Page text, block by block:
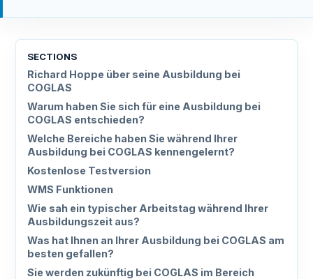
SECTIONS
Richard Hoppe über seine Ausbildung bei
COGLAS
Warum haben Sie sich für eine Ausbildung bei
COGLAS entschieden?
Welche Bereiche haben Sie während Ihrer
Ausbildung bei COGLAS kennengelernt?
Kostenlose Testversion
WMS Funktionen
Wie sah ein typischer Arbeitstag während Ihrer
Ausbildungszeit aus?
Was hat Ihnen an Ihrer Ausbildung bei COGLAS am
besten gefallen?
Sie werden zukünftig bei COGLAS im Bereich